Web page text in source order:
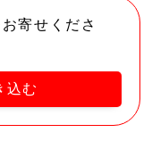
寄せくださ
込む